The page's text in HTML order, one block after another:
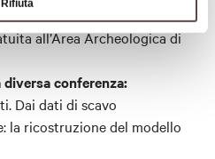
Rifiuta
all’Area Archeologica di
conferenza:
Dai dati di scavo
la ricostruzione del modello